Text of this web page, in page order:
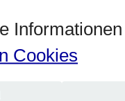
Cookies